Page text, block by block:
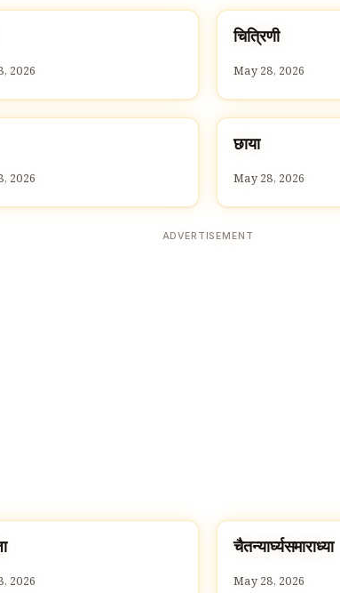
2026
Cच
चित्रिणी
May 28, 2026
2026
Cछ
छाया
May 28, 2026
ADVERTISEMENT
2026
Cच
चैतन्यार्घ्यसमाराध्या
May 28, 2026